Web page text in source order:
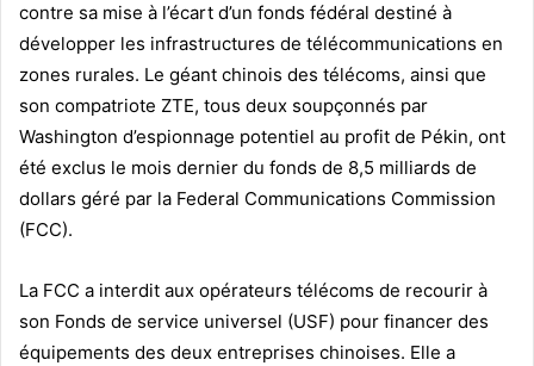
contre sa mise à l’écart d’un fonds fédéral destiné à
développer les infrastructures de télécommunications en
zones rurales. Le géant chinois des télécoms, ainsi que
son compatriote ZTE, tous deux soupçonnés par
Washington d’espionnage potentiel au profit de Pékin, ont
été exclus le mois dernier du fonds de 8,5 milliards de
dollars géré par la Federal Communications Commission
(FCC).
La FCC a interdit aux opérateurs télécoms de recourir à
son Fonds de service universel (USF) pour financer des
équipements des deux entreprises chinoises. Elle a